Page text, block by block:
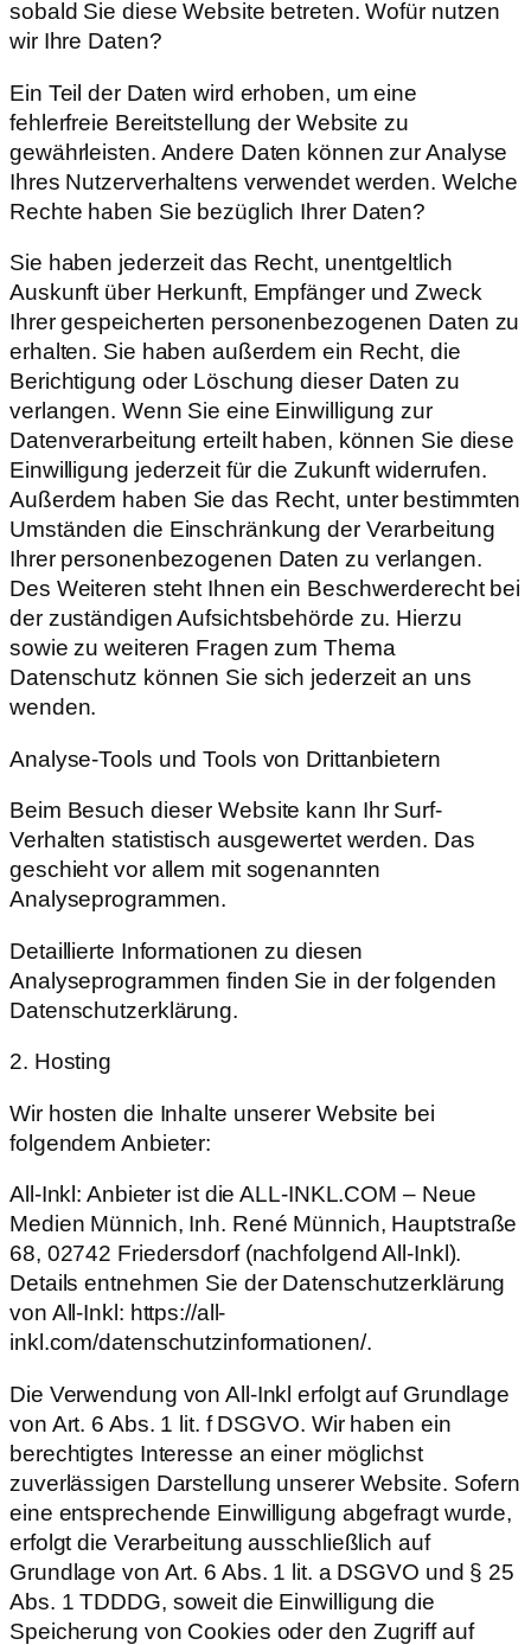
sobald Sie diese Website betreten. Wofür nutzen
wir Ihre Daten?
Ein Teil der Daten wird erhoben, um eine
fehlerfreie Bereitstellung der Website zu
gewährleisten. Andere Daten können zur Analyse
Ihres Nutzerverhaltens verwendet werden. Welche
Rechte haben Sie bezüglich Ihrer Daten?
Sie haben jederzeit das Recht, unentgeltlich
Auskunft über Herkunft, Empfänger und Zweck
Ihrer gespeicherten personenbezogenen Daten zu
erhalten. Sie haben außerdem ein Recht, die
Berichtigung oder Löschung dieser Daten zu
verlangen. Wenn Sie eine Einwilligung zur
Datenverarbeitung erteilt haben, können Sie diese
Einwilligung jederzeit für die Zukunft widerrufen.
Außerdem haben Sie das Recht, unter bestimmten
Umständen die Einschränkung der Verarbeitung
Ihrer personenbezogenen Daten zu verlangen.
Des Weiteren steht Ihnen ein Beschwerderecht bei
der zuständigen Aufsichtsbehörde zu. Hierzu
sowie zu weiteren Fragen zum Thema
Datenschutz können Sie sich jederzeit an uns
wenden.
Analyse-Tools und Tools von Drittanbietern
Beim Besuch dieser Website kann Ihr Surf-
Verhalten statistisch ausgewertet werden. Das
geschieht vor allem mit sogenannten
Analyseprogrammen.
Detaillierte Informationen zu diesen
Analyseprogrammen finden Sie in der folgenden
Datenschutzerklärung.
2. Hosting
Wir hosten die Inhalte unserer Website bei
folgendem Anbieter:
All-Inkl: Anbieter ist die ALL-INKL.COM – Neue
Medien Münnich, Inh. René Münnich, Hauptstraße
68, 02742 Friedersdorf (nachfolgend All-Inkl).
Details entnehmen Sie der Datenschutzerklärung
von All-Inkl: https://all-
inkl.com/datenschutzinformationen/.
Die Verwendung von All-Inkl erfolgt auf Grundlage
von Art. 6 Abs. 1 lit. f DSGVO. Wir haben ein
berechtigtes Interesse an einer möglichst
zuverlässigen Darstellung unserer Website. Sofern
eine entsprechende Einwilligung abgefragt wurde,
erfolgt die Verarbeitung ausschließlich auf
Grundlage von Art. 6 Abs. 1 lit. a DSGVO und § 25
Abs. 1 TDDDG, soweit die Einwilligung die
Speicherung von Cookies oder den Zugriff auf